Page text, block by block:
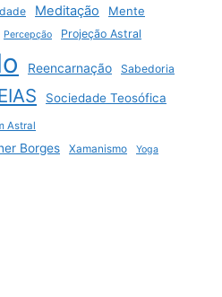
Meditação Mente
Percepção Projeção Astral
Reencarnação Sabedoria
Sociedade Teosófica
Astral
Borges Xamanismo Yoga